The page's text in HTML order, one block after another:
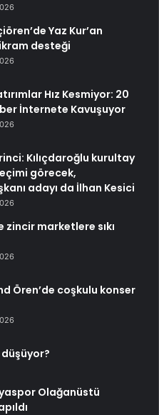
Yaz Kur’an
desteği
Hız Kesmiyor: 20
İnternete Kavuşuyor
Kılıçdaroğlu kurultay
görecek,
adayı da İlhan Kesici
zincir marketlere sıkı
Ören’de coşkulu konser
Olağanüstü